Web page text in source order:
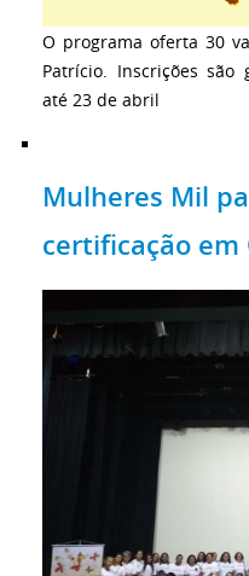
O programa oferta 30
Patrício. Inscrições
até 23 de abril
Mulheres Mil
certificação em